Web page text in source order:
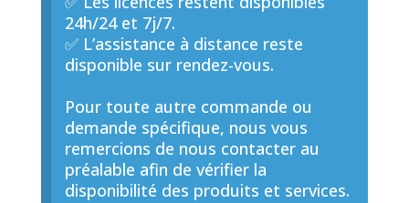
24h/24 et 7j/7.
✅ L’assistance à distance reste
disponible sur rendez-vous.
Pour toute autre commande ou
demande spécifique, nous vous
remercions de nous contacter au
préalable afin de vérifier la
disponibilité des produits et services.